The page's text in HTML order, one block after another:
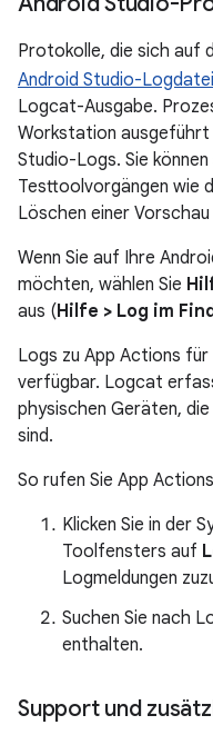
Protokolle, die sich auf
Android Studio-
Logcat-Ausgabe.
Workstation ausgeführt
Studio-Logs. Sie
Testtoolvorgängen wie
Löschen einer
Wenn Sie auf Ihre
möchten, wählen Sie
aus (Hilfe > Log im
Logs zu App Actions für
verfügbar. Logcat
physischen Geräten,
sind.
So rufen Sie App
Klicken Sie in der
Toolfensters auf
Logmeldungen
Suchen Sie nach
enthalten.
Support und